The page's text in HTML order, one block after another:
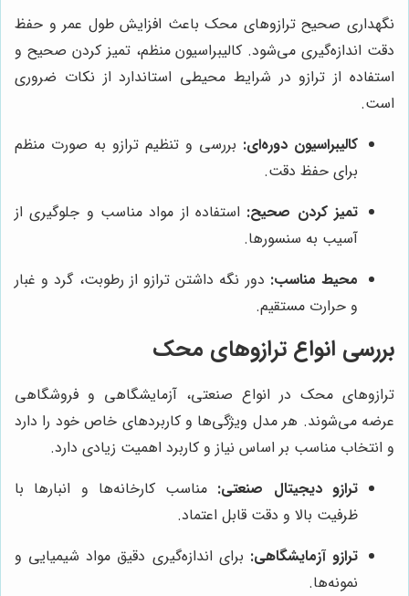
نگهداری صحیح ترازوهای محک باعث افزایش طول عمر و حفظ
دقت اندازه‌گیری می‌شود. کالیبراسیون منظم، تمیز کردن صحیح و
استفاده از ترازو در شرایط محیطی استاندارد از نکات ضروری
است.
کالیبراسیون دوره‌ای: بررسی و تنظیم ترازو به صورت منظم
برای حفظ دقت.
تمیز کردن صحیح: استفاده از مواد مناسب و جلوگیری از
آسیب به سنسورها.
محیط مناسب: دور نگه داشتن ترازو از رطوبت، گرد و غبار
و حرارت مستقیم.
بررسی انواع ترازوهای محک
ترازوهای محک در انواع صنعتی، آزمایشگاهی و فروشگاهی
عرضه می‌شوند. هر مدل ویژگی‌ها و کاربردهای خاص خود را دارد
و انتخاب مناسب بر اساس نیاز و کاربرد اهمیت زیادی دارد.
ترازو دیجیتال صنعتی: مناسب کارخانه‌ها و انبارها با
ظرفیت بالا و دقت قابل اعتماد.
ترازو آزمایشگاهی: برای اندازه‌گیری دقیق مواد شیمیایی و
نمونه‌ها.